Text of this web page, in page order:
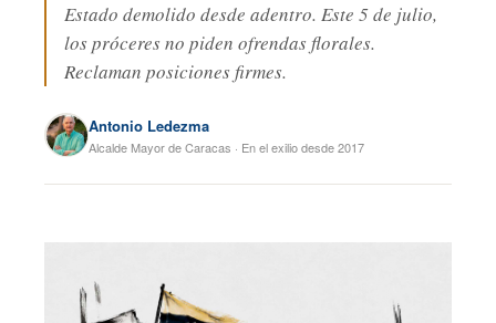
Estado demolido desde adentro. Este 5 de julio,
los próceres no piden ofrendas florales.
Reclaman posiciones firmes.
Antonio Ledezma
Alcalde Mayor de Caracas · En el exilio desde 2017